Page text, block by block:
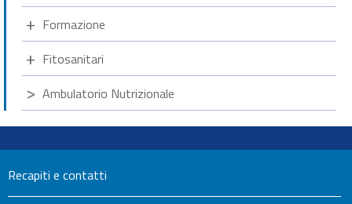
Formazione
Fitosanitari
Ambulatorio Nutrizionale
Recapiti e contatti